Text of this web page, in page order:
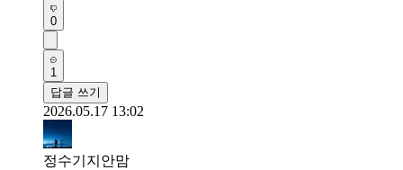
0
1
답글 쓰기
2026.05.17 13:02
정수기지안맘